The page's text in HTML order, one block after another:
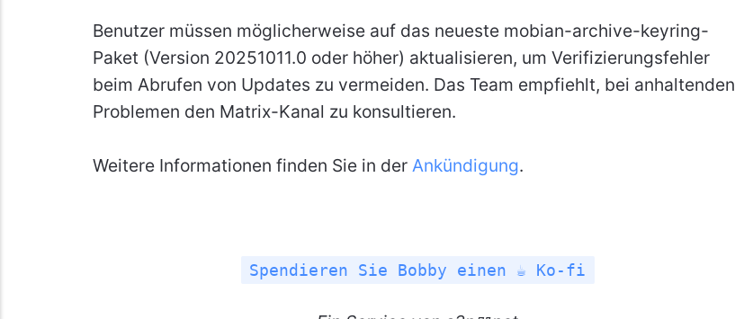
Benutzer müssen möglicherweise auf das neueste mobian-archive-keyring-
Paket (Version 20251011.0 oder höher) aktualisieren, um Verifizierungsfehler
beim Abrufen von Updates zu vermeiden. Das Team empfiehlt, bei anhaltenden
Problemen den Matrix-Kanal zu konsultieren.
Weitere Informationen finden Sie in der Ankündigung.
Spendieren Sie Bobby einen ☕ Ko-fi